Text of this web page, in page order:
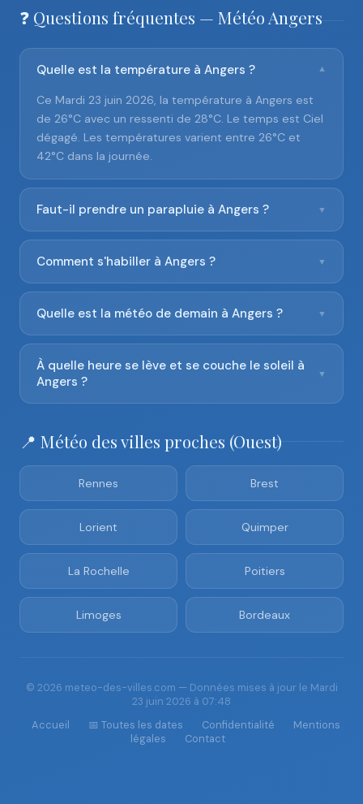
❓ Questions fréquentes — Météo Angers
Quelle est la température à Angers ? ▼
Ce Mardi 23 juin 2026, la température à Angers est
de 26°C avec un ressenti de 28°C. Le temps est Ciel
dégagé. Les températures varient entre 26°C et
42°C dans la journée.
Faut-il prendre un parapluie à Angers ? ▼
Comment s'habiller à Angers ? ▼
Quelle est la météo de demain à Angers ? ▼
À quelle heure se lève et se couche le soleil à
Angers ?
▼
📍 Météo des villes proches (Ouest)
Rennes Brest
Lorient Quimper
La Rochelle Poitiers
Limoges Bordeaux
© 2026 meteo-des-villes.com — Données mises à jour le Mardi
23 juin 2026 à 07:48
Accueil
📅 Toutes les dates Confidentialité
Mentions
légales
Contact